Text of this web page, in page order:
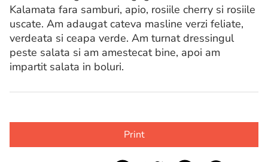
Kalamata fara samburi, apio, rosiile cherry si rosiile
uscate. Am adaugat cateva masline verzi feliate,
verdeata si ceapa verde. Am turnat dressingul
peste salata si am amestecat bine, apoi am
impartit salata in boluri.
Print